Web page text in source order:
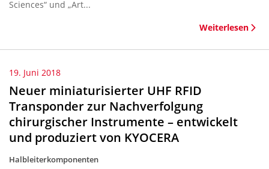
Sciences“ und „Art...
Weiterlesen
19. Juni 2018
Neuer miniaturisierter UHF RFID
Transponder zur Nachverfolgung
chirurgischer Instrumente – entwickelt
und produziert von KYOCERA
Halbleiterkomponenten